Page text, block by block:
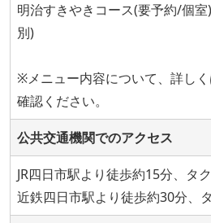
明治すきやきコース(要予約/
別)
※メニュー内容について、詳し
確認ください。
公共交通機関でのアクセス
JR四日市駅より徒歩約15分、タ
近鉄四日市駅より徒歩約30分、